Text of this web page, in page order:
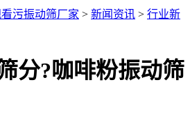
污振动筛厂家 > 新闻资讯 > 行业新
分?咖啡粉振动筛